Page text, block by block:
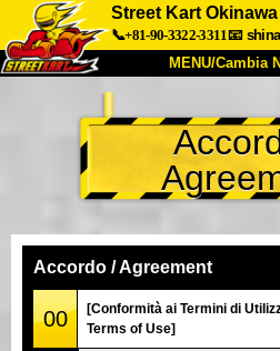
Street Kart Okinawa
📞+81-90-3322-3311📧
MENU/Cambia
Chi Siamo
Accesso
Cambia
Tokyo Shinagawa
Tokyo Akihabara#2
Accordo / Agreement
00
[Conformità ai Termini di
Terms of Use]